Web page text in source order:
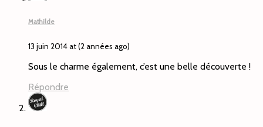
Mathilde
13 juin 2014 at (2 années ago)
Sous le charme également, c’est une belle découverte !
Répondre